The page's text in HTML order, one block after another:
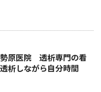
原医院 透析専門の看
析しながら自分時間